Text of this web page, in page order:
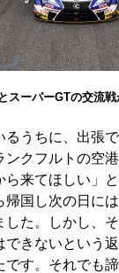
スーパーGTの交流
るうちに、出張
ンクフルトの空
来てほしい」
帰国し次の日に
した。しかし、
できないという
です。それでも